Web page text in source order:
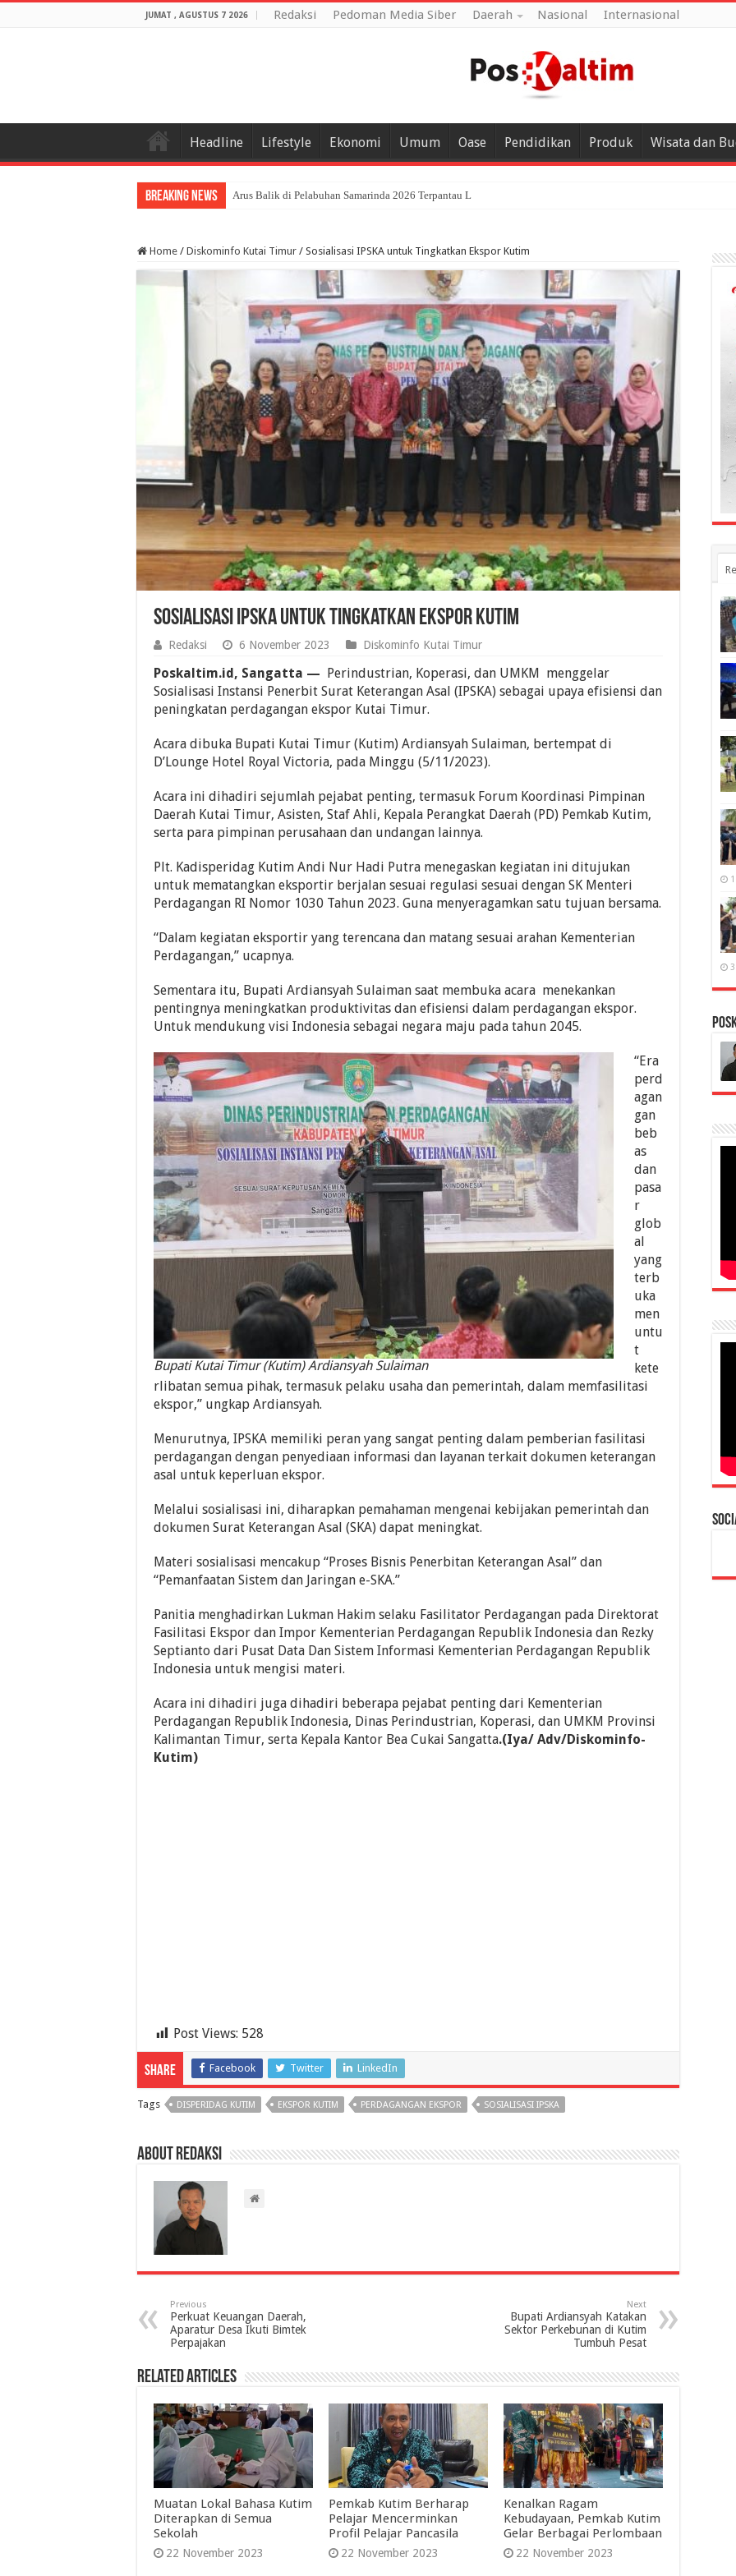
JUMAT , AGUSTUS 7 2026 Redaksi Pedoman Media Siber Daerah Nasional Internasional
Headline Lifestyle Ekonomi Umum Oase Pendidikan Produk Wisata dan
Breaking News Arus Balik di Pelabuhan Samarinda 2026 Terpantau Landai, Penumpang Terurai k
Home / Diskominfo Kutai Timur / Sosialisasi IPSKA untuk Tingkatkan Ekspor Kutim
Sosialisasi IPSKA untuk Tingkatkan Ekspor Kutim
Redaksi 6 November 2023 Diskominfo Kutai Timur
Poskaltim.id, Sangatta — Perindustrian, Koperasi, dan UMKM menggelar
Sosialisasi Instansi Penerbit Surat Keterangan Asal (IPSKA) sebagai upaya efisiensi dan
peningkatan perdagangan ekspor Kutai Timur.
Acara dibuka Bupati Kutai Timur (Kutim) Ardiansyah Sulaiman, bertempat di
D’Lounge Hotel Royal Victoria, pada Minggu (5/11/2023).
Acara ini dihadiri sejumlah pejabat penting, termasuk Forum Koordinasi Pimpinan
Daerah Kutai Timur, Asisten, Staf Ahli, Kepala Perangkat Daerah (PD) Pemkab Kutim,
serta para pimpinan perusahaan dan undangan lainnya.
Plt. Kadisperidag Kutim Andi Nur Hadi Putra menegaskan kegiatan ini ditujukan
untuk mematangkan eksportir berjalan sesuai regulasi sesuai dengan SK Menteri
Perdagangan RI Nomor 1030 Tahun 2023. Guna menyeragamkan satu tujuan bersama.
“Dalam kegiatan eksportir yang terencana dan matang sesuai arahan Kementerian
Perdagangan,” ucapnya.
Sementara itu, Bupati Ardiansyah Sulaiman saat membuka acara menekankan
pentingnya meningkatkan produktivitas dan efisiensi dalam perdagangan ekspor.
Untuk mendukung visi Indonesia sebagai negara maju pada tahun 2045.
Bupati Kutai Timur (Kutim) Ardiansyah Sulaiman
“Era
perd
agan
gan
beb
as
dan
pasa
r
glob
al
yang
terb
uka
men
untu
t
kete
rlibatan semua pihak, termasuk pelaku usaha dan pemerintah, dalam memfasilitasi
ekspor,” ungkap Ardiansyah.
Menurutnya, IPSKA memiliki peran yang sangat penting dalam pemberian fasilitasi
perdagangan dengan penyediaan informasi dan layanan terkait dokumen keterangan
asal untuk keperluan ekspor.
Melalui sosialisasi ini, diharapkan pemahaman mengenai kebijakan pemerintah dan
dokumen Surat Keterangan Asal (SKA) dapat meningkat.
Materi sosialisasi mencakup “Proses Bisnis Penerbitan Keterangan Asal” dan
“Pemanfaatan Sistem dan Jaringan e-SKA.”
Panitia menghadirkan Lukman Hakim selaku Fasilitator Perdagangan pada Direktorat
Fasilitasi Ekspor dan Impor Kementerian Perdagangan Republik Indonesia dan Rezky
Septianto dari Pusat Data Dan Sistem Informasi Kementerian Perdagangan Republik
Indonesia untuk mengisi materi.
Acara ini dihadiri juga dihadiri beberapa pejabat penting dari Kementerian
Perdagangan Republik Indonesia, Dinas Perindustrian, Koperasi, dan UMKM Provinsi
Kalimantan Timur, serta Kepala Kantor Bea Cukai Sangatta.(Iya/ Adv/Diskominfo-
Kutim)
Post Views: 528
Share Facebook Twitter LinkedIn
Tags DISPERIDAG KUTIM EKSPOR KUTIM PERDAGANGAN EKSPOR SOSIALISASI IPSKA
About Redaksi
Previous
Perkuat Keuangan Daerah,
Aparatur Desa Ikuti Bimtek
Perpajakan
Next
Bupati Ardiansyah Katakan
Sektor Perkebunan di Kutim
Tumbuh Pesat
Related Articles
Muatan Lokal Bahasa Kutim
Diterapkan di Semua
Sekolah
22 November 2023
Pemkab Kutim Berharap
Pelajar Mencerminkan
Profil Pelajar Pancasila
22 November 2023
Kenalkan Ragam
Kebudayaan, Pemkab Kutim
Gelar Berbagai Perlombaan
22 November 2023